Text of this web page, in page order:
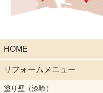
HOME
リフォームメニュー
塗り壁（漆喰）